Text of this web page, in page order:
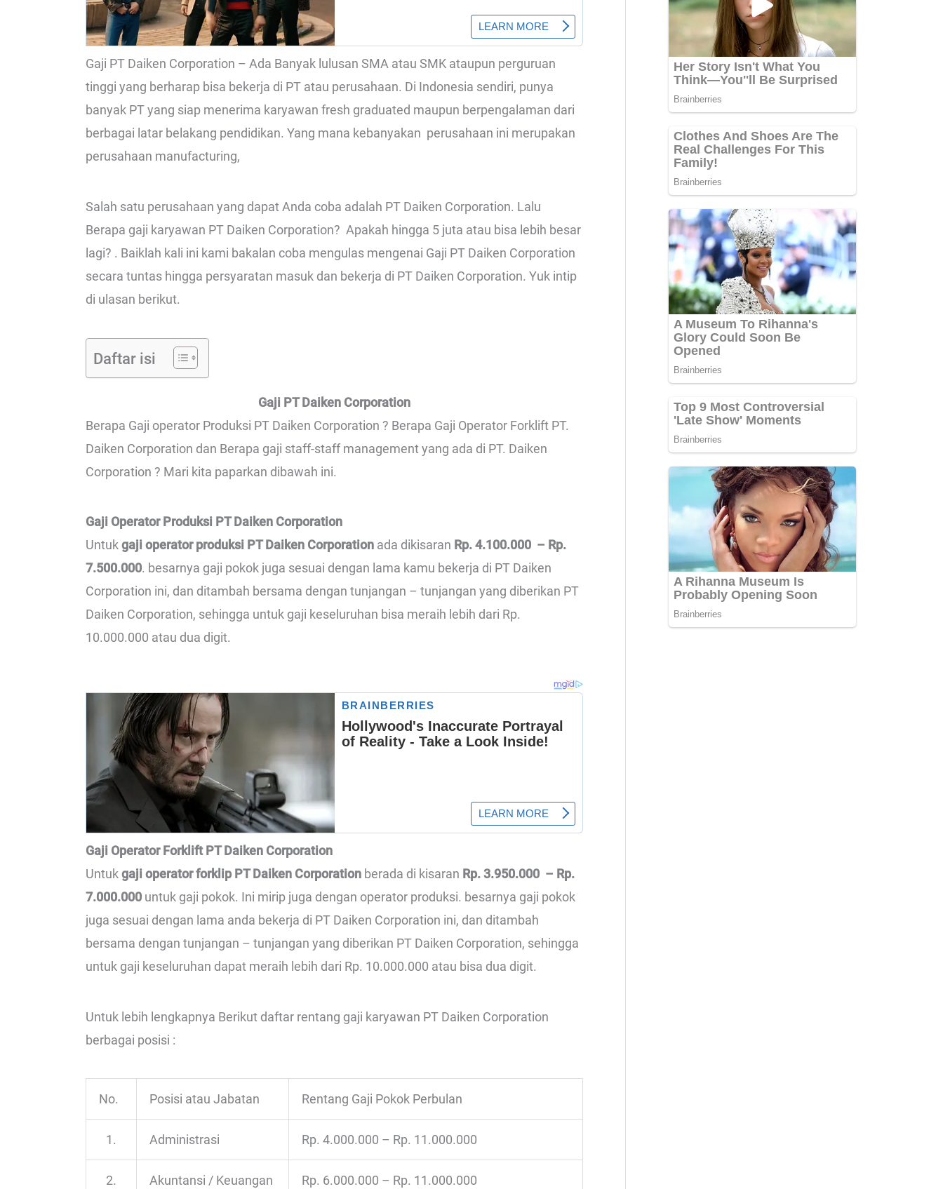
Gaji PT Daiken Corporation – Ada Banyak lulusan SMA atau SMK ataupun perguruan
tinggi yang berharap bisa bekerja di PT atau perusahaan. Di Indonesia sendiri, punya
banyak PT yang siap menerima karyawan fresh graduated maupun berpengalaman dari
berbagai latar belakang pendidikan. Yang mana kebanyakan perusahaan ini merupakan
perusahaan manufacturing,
Salah satu perusahaan yang dapat Anda coba adalah PT Daiken Corporation. Lalu
Berapa gaji karyawan PT Daiken Corporation? Apakah hingga 5 juta atau bisa lebih besar
lagi? . Baiklah kali ini kami bakalan coba mengulas mengenai Gaji PT Daiken Corporation
secara tuntas hingga persyaratan masuk dan bekerja di PT Daiken Corporation. Yuk intip
di ulasan berikut.
Daftar isi
Gaji PT Daiken Corporation
Berapa Gaji operator Produksi PT Daiken Corporation ? Berapa Gaji Operator Forklift PT.
Daiken Corporation dan Berapa gaji staff-staff management yang ada di PT. Daiken
Corporation ? Mari kita paparkan dibawah ini.
Gaji Operator Produksi PT Daiken Corporation
Untukgaji operator produksi PT Daiken Corporation ada dikisaran Rp. 4.100.000 – Rp.
7.500.000. besarnya gaji pokok juga sesuai dengan lama kamu bekerja di PT Daiken
Corporation ini, dan ditambah bersama dengan tunjangan – tunjangan yang diberikan PT
Daiken Corporation, sehingga untuk gaji keseluruhan bisa meraih lebih dari Rp.
10.000.000 atau dua digit.
Gaji Operator Forklift PT Daiken Corporation
Untukgaji operator forklip PT Daiken Corporation berada di kisaran Rp. 3.950.000 – Rp.
7.000.000 untuk gaji pokok. Ini mirip juga dengan operator produksi. besarnya gaji pokok
juga sesuai dengan lama anda bekerja di PT Daiken Corporation ini, dan ditambah
bersama dengan tunjangan – tunjangan yang diberikan PT Daiken Corporation, sehingga
untuk gaji keseluruhan dapat meraih lebih dari Rp. 10.000.000 atau bisa dua digit.
Untuk lebih lengkapnya Berikut daftar rentang gaji karyawan PT Daiken Corporation
berbagai posisi :
No. Posisi atau Jabatan Rentang Gaji Pokok Perbulan
1. Administrasi Rp. 4.000.000 – Rp. 11.000.000
2. Akuntansi / Keuangan Rp. 6.000.000 – Rp. 11.000.000